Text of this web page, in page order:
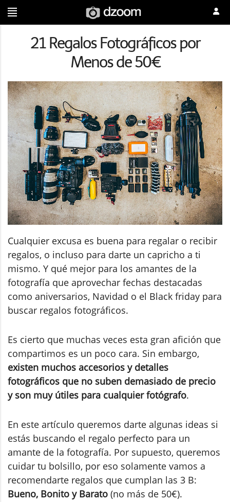
21 Regalos Fotográficos por
Menos de 50€
Cualquier excusa es buena para regalar o recibir
regalos, o incluso para darte un capricho a ti
mismo. Y qué mejor para los amantes de la
fotografía que aprovechar fechas destacadas
como aniversarios, Navidad o el Black friday para
buscar regalos fotográficos.
Es cierto que muchas veces esta gran afición que
compartimos es un poco cara. Sin embargo,
existen muchos accesorios y detalles
fotográficos que no suben demasiado de precio
y son muy útiles para cualquier fotógrafo.
En este artículo queremos darte algunas ideas si
estás buscando el regalo perfecto para un
amante de la fotografía. Por supuesto, queremos
cuidar tu bolsillo, por eso solamente vamos a
recomendarte regalos que cumplan las 3 B:
Bueno, Bonito y Barato (no más de 50€).